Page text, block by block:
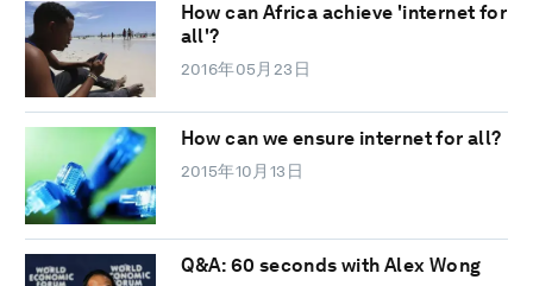
How can Africa achieve 'internet for
all'?
2016年05月23日
How can we ensure internet for all?
2015年10月13日
Q&A: 60 seconds with Alex Wong